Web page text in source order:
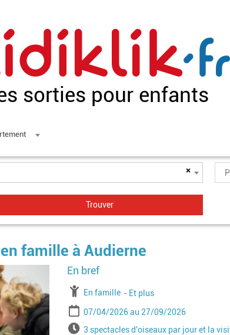
sorties pour enfants
×
famille à Audierne
Image
À partir de
En famille Jusqu'à l'age de
Et plus
Période
Date de début
07/04/2026 Date de fin
27/09/2026
Horaires3 spectacles d'oiseaux par jour et la